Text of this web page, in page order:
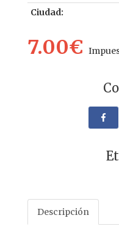
Ciudad:
7.00€
Descripción